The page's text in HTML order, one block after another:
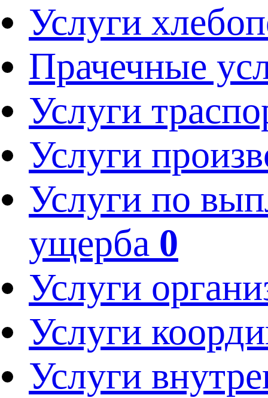
Услуги
Прачечные
Услуги
Услуги
Услуги по
ущерба 0
Услуги
Услуги
Услуги